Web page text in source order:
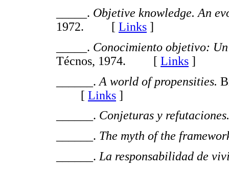
_____. Objetive knowledge. An
1972. [ Links ]
_____. Conocimiento objetivo:
Técnos, 1974. [ Links ]
______. A world of propensities.
[ Links ]
______. Conjeturas y refutaciones.
______. The myth of the
______. La responsabilidad de